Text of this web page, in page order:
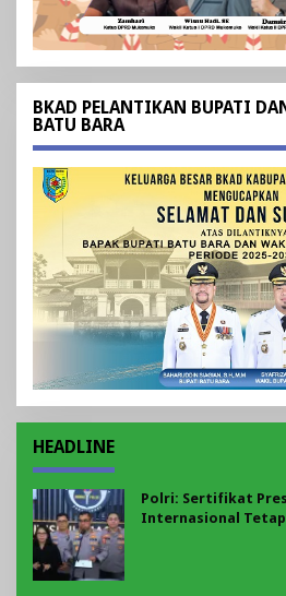
BKAD PELANTIKAN BUPATI
BATU BARA
HEADLINE
Polri: Sertifikat
Internasional